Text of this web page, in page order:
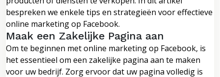
bespreken we enkele tips en strategieën voor effectieve
online marketing op Facebook.
Maak een Zakelijke Pagina aan
Om te beginnen met online marketing op Facebook, is
het essentieel om een zakelijke pagina aan te maken
voor uw bedrijf. Zorg ervoor dat uw pagina volledig is